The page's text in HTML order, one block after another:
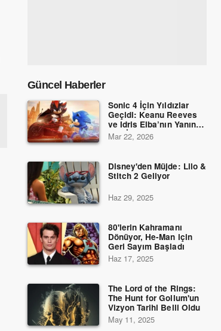
Güncel Haberler
Sonic 4 İçin Yıldızlar
Geçidi: Keanu Reeves
ve Idris Elba’nın Yanına
Dev İsimler Katıldı!
Mar 22, 2026
Disney'den Müjde: Lilo &
Stitch 2 Geliyor
Haz 29, 2025
80'lerin Kahramanı
Dönüyor, He-Man için
Geri Sayım Başladı
Haz 17, 2025
The Lord of the Rings:
The Hunt for Gollum'un
Vizyon Tarihi Belli Oldu
May 11, 2025